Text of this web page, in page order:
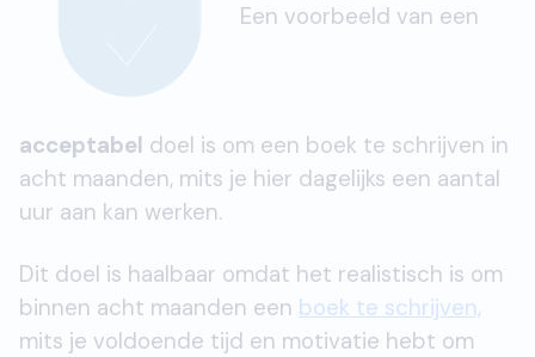
Een voorbeeld van een
acceptabel doel is om een boek te schrijven in
acht maanden, mits je hier dagelijks een aantal
uur aan kan werken.
Dit doel is haalbaar omdat het realistisch is om
binnen acht maanden een boek te schrijven,
mits je voldoende tijd en motivatie hebt om